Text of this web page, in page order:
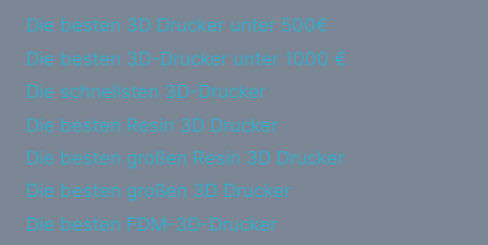
Die besten 3D Drucker unter 500€
Die besten 3D-Drucker unter 1000 €
Die schnellsten 3D-Drucker
Die besten Resin 3D Drucker
Die besten großen Resin 3D Drucker
Die besten großen 3D Drucker
Die besten FDM-3D-Drucker